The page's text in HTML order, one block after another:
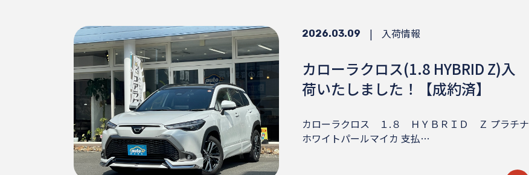
2026.03.09 | 入荷情報
カローラクロス(1.8 HYBRID Z)入
荷いたしました！【成約済】
カローラクロス １.８ ＨＹＢＲＩＤ Ｚ プラチナ
ホワイトパールマイカ 支払…